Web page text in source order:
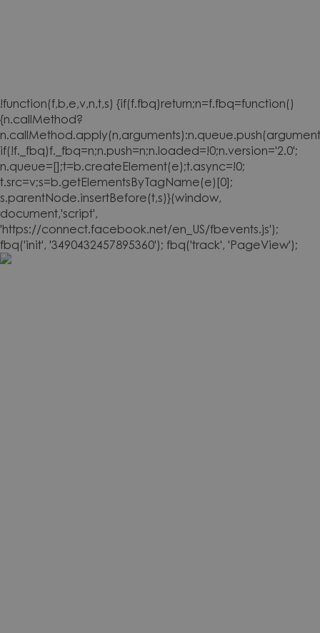
!function(f,b,e,v,n,t,s) {if(f.fbq)return;n=f.fbq=function()
{n.callMethod?
if(!f._fbq)f._fbq=n;n.push=n;n.loaded=!0;n.version='2.0';
n.queue=[];t=b.createElement(e);t.async=!0;
t.src=v;s=b.getElementsByTagName(e)[0];
s.parentNode.insertBefore(t,s)}(window,
document,'script',
'https://connect.facebook.net/en_US/fbevents.js');
fbq('init', '3490432457895360'); fbq('track', 'PageView');